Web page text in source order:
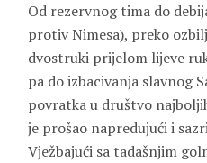
Od rezervnog tima do
protiv Nimesa), preko
dvostruki prijelom lijeve
pa do izbacivanja slavnog
povratka u društvo
je prošao napredujući i
Vježbajući sa tadašnjim